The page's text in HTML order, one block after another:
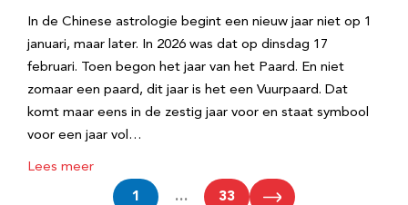
In de Chinese astrologie begint een nieuw jaar niet op 1
januari, maar later. In 2026 was dat op dinsdag 17
februari. Toen begon het jaar van het Paard. En niet
zomaar een paard, dit jaar is het een Vuurpaard. Dat
komt maar eens in de zestig jaar voor en staat symbool
voor een jaar vol…
Lees meer
1 … 33